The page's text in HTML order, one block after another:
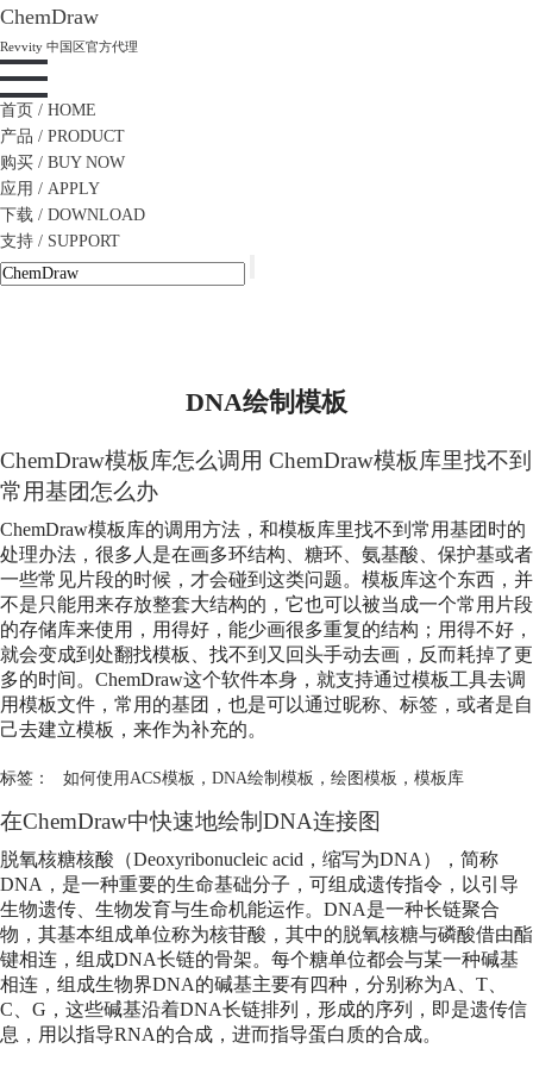
ChemDraw
Revvity 中国区官方代理
首页 / HOME
产品 / PRODUCT
购买 / BUY NOW
应用 / APPLY
下载 / DOWNLOAD
支持 / SUPPORT
DNA绘制模板
ChemDraw模板库怎么调用 ChemDraw模板库里找不到
常用基团怎么办
ChemDraw模板库的调用方法，和模板库里找不到常用基团时的
处理办法，很多人是在画多环结构、糖环、氨基酸、保护基或者
一些常见片段的时候，才会碰到这类问题。模板库这个东西，并
不是只能用来存放整套大结构的，它也可以被当成一个常用片段
的存储库来使用，用得好，能少画很多重复的结构；用得不好，
就会变成到处翻找模板、找不到又回头手动去画，反而耗掉了更
多的时间。ChemDraw这个软件本身，就支持通过模板工具去调
用模板文件，常用的基团，也是可以通过昵称、标签，或者是自
己去建立模板，来作为补充的。
标签： 如何使用ACS模板 ， DNA绘制模板 ， 绘图模板 ， 模板库
在ChemDraw中快速地绘制DNA连接图
脱氧核糖核酸（Deoxyribonucleic acid，缩写为DNA），简称
DNA，是一种重要的生命基础分子，可组成遗传指令，以引导
生物遗传、生物发育与生命机能运作。DNA是一种长链聚合
物，其基本组成单位称为核苷酸，其中的脱氧核糖与磷酸借由酯
键相连，组成DNA长链的骨架。每个糖单位都会与某一种碱基
相连，组成生物界DNA的碱基主要有四种，分别称为A、T、
C、G，这些碱基沿着DNA长链排列，形成的序列，即是遗传信
息，用以指导RNA的合成，进而指导蛋白质的合成。